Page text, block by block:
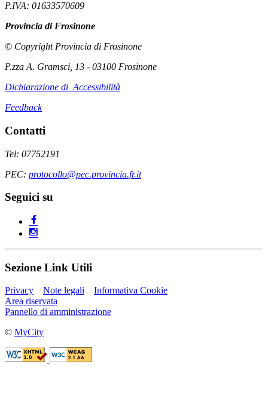
P.IVA: 01633570609
Provincia di Frosinone
© Copyright Provincia di Frosinone
P.zza A. Gramsci, 13 - 03100 Frosinone
Dichiarazione di Accessibilità
Feedback
Contatti
Tel: 07752191
PEC: protocollo@pec.provincia.fr.it
Seguici su
Sezione Link Utili
Privacy Note legali
Informativa Cookie
Area riservata
Pannello di amministrazione
© MyCity